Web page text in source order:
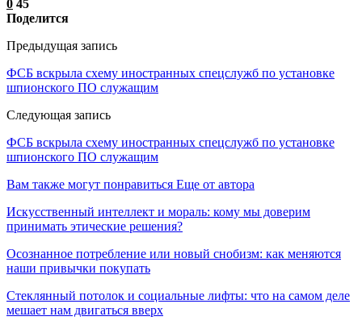
0 45
Поделится
Предыдущая запись
ФСБ вскрыла схему иностранных спецслужб по установке
шпионского ПО служащим
Следующая запись
ФСБ вскрыла схему иностранных спецслужб по установке
шпионского ПО служащим
Вам также могут понравиться Еще от автора
Искусственный интеллект и мораль: кому мы доверим
принимать этические решения?
Осознанное потребление или новый снобизм: как меняются
наши привычки покупать
Стеклянный потолок и социальные лифты: что на самом деле
мешает нам двигаться вверх